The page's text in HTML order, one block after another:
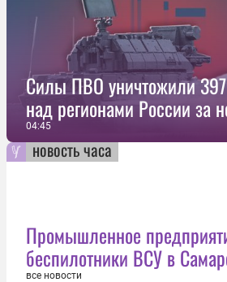
Силы ПВО уничтожили
над регионами России за
04:45
новость часа
Промышленное
беспилотники ВСУ в
все новости